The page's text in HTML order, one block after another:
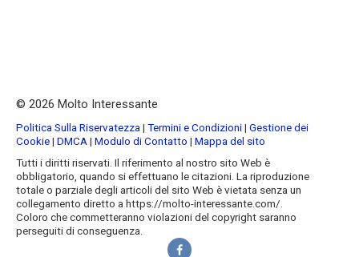
© 2026 Molto Interessante
Politica Sulla Riservatezza | Termini e Condizioni| Gestione dei
Cookie| DMCA | Modulo di Contatto | Mappa del sito
Tutti i diritti riservati. Il riferimento al nostro sito Web è
obbligatorio, quando si effettuano le citazioni. La riproduzione
totale o parziale degli articoli del sito Web è vietata senza un
collegamento diretto a https://molto-interessante.com/.
Coloro che commetteranno violazioni del copyright saranno
perseguiti di conseguenza.